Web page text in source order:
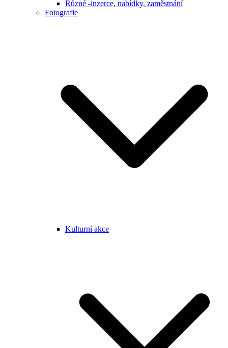
Různé -inzerce, nabídky, zaměstnání
Fotografie
Kulturní akce